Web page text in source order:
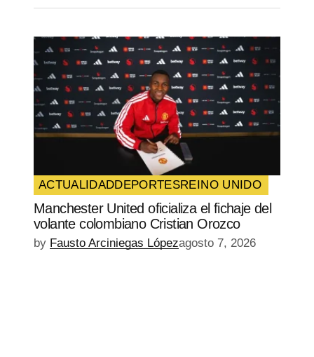
ACTUALIDADDEPORTESREINO UNIDO
Manchester United oficializa el fichaje del
volante colombiano Cristian Orozco
by Fausto Arciniegas Lópezagosto 7, 2026